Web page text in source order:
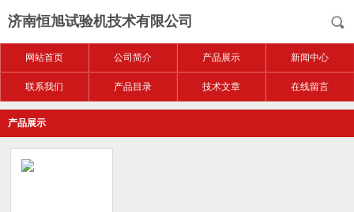
济南恒旭试验机技术有限公司
网站首页 公司简介 产品展示 新闻中心
联系我们 产品目录 技术文章 在线留言
产品展示